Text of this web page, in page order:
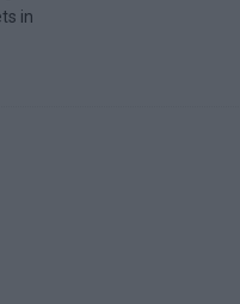
in